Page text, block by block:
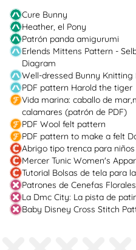
Cure Bunny
Heather, el Pony
Patrón panda amigurumi
Erlends Mittens Pattern -
Diagram
Well-dressed Bunny Knitting
PDF pattern Harold the tiger
Vida marina: caballo de
calamares (patrón de PDF)
PDF Wool felt pattern
PDF pattern to make a felt
Abrigo tipo trenca para niños
Mercer Tunic Women's
Tutorial Bolsas de tela para
Patrones de Cenefas
La Dmc City: La pista de
Baby Disney Cross Stitch